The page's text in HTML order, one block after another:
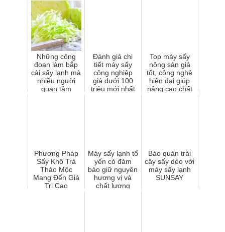
Những công
đoạn làm bắp
cải sấy lạnh mà
nhiều người
quan tâm
Đánh giá chi
tiết máy sấy
công nghiệp
giá dưới 100
triệu mới nhất
Top máy sấy
nông sản giá
tốt, công nghệ
hiện đại giúp
nâng cao chất
Phương Pháp
Sấy Khô Trà
Thảo Mộc
Mang Đến Giá
Trị Cao
Máy sấy lạnh tổ
yến có đảm
bảo giữ nguyên
hương vị và
chất lượng
Bảo quản trái
cây sấy dẻo với
máy sấy lạnh
SUNSAY